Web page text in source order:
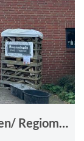
Hof Ahlers Selbstbedienungsladen/ Regiomat